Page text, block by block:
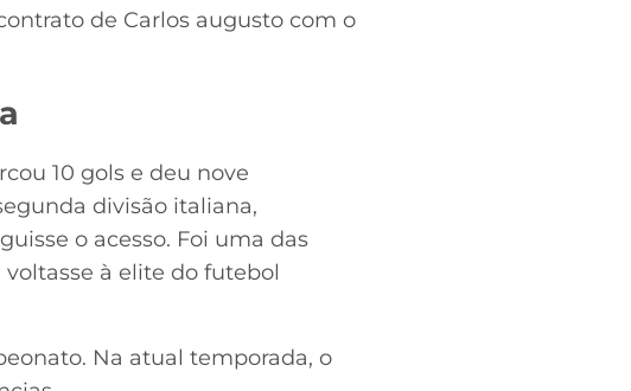
de Carlos augusto com o
10 gols e deu nove
divisão italiana,
o acesso. Foi uma das
à elite do futebol
Na atual temporada, o